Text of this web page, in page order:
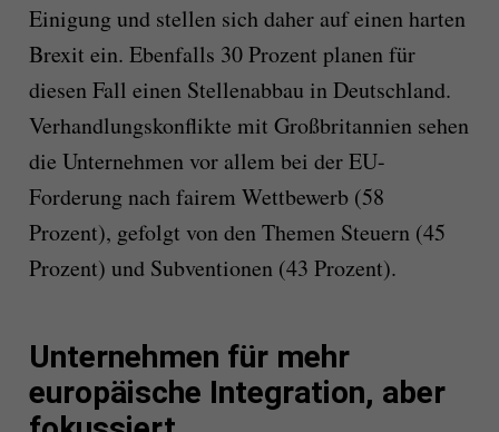
Einigung und stellen sich daher auf einen harten
Brexit ein. Ebenfalls 30 Prozent planen für
diesen Fall einen Stellenabbau in Deutschland.
Verhandlungskonflikte mit Großbritannien sehen
die Unternehmen vor allem bei der EU-
Forderung nach fairem Wettbewerb (58
Prozent), gefolgt von den Themen Steuern (45
Prozent) und Subventionen (43 Prozent).
Unternehmen für mehr
europäische Integration, aber